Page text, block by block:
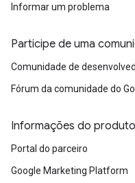
Informar um problema
Participe de uma
Comunidade de
Fórum da comunidade do
Informações do produto
Portal do parceiro
Google Marketing Platform